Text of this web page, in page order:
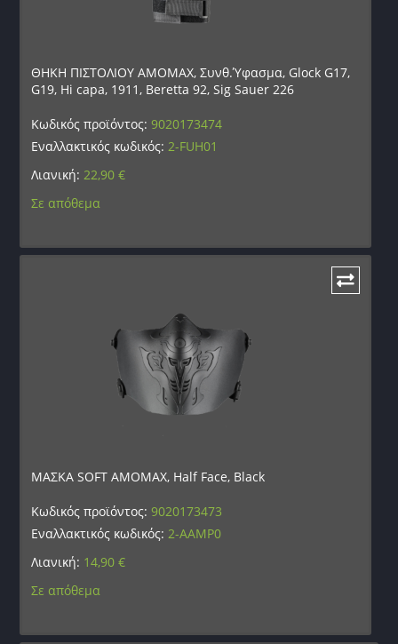
ΘΗΚΗ ΠΙΣΤΟΛΙΟΥ AMOMAX, Συνθ.Ύφασμα, Glock G17,
G19, Hi capa, 1911, Beretta 92, Sig Sauer 226
Κωδικός προϊόντος:9020173474
Εναλλακτικός κωδικός:2-FUH01
Λιανική:22,90€
Σε απόθεμα
ΜΑΣΚΑ SOFT AMOMAX, Half Face, Black
Κωδικός προϊόντος:9020173473
Εναλλακτικός κωδικός:2-AAMP0
Λιανική: 14,90€
Σε απόθεμα